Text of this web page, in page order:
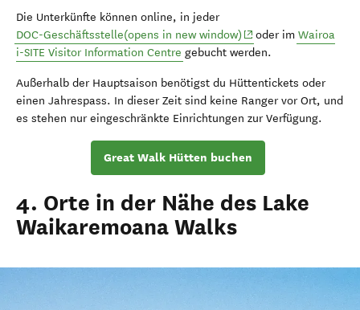
Die Unterkünfte können online, in jeder
DOC-Geschäftsstelle(opens in new window) (opens in new window)
oder im Wairoa
i-SITE Visitor Information Centre gebucht werden.
Außerhalb der Hauptsaison benötigst du Hüttentickets oder
einen Jahrespass. In dieser Zeit sind keine Ranger vor Ort, und
es stehen nur eingeschränkte Einrichtungen zur Verfügung.
Great Walk Hütten buchen
4. Orte in der Nähe des Lake
Waikaremoana Walks